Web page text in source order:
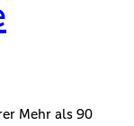
Mehr als 90